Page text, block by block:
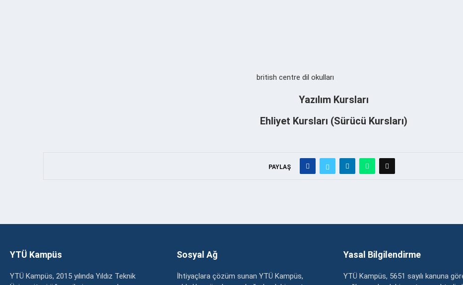
british centre dil okulları
Yazılım Kursları
Ehliyet Kursları (Sürücü Kursları)
PAYLAŞ
YTÜ Kampüs
YTÜ Kampüs, 2015 yılında Yıldız Teknik
Sosyal Ağ
İhtiyaçlara çözüm sunan YTÜ Kampüs,
Yasal Bilgilendirme
YTÜ Kampüs, 5651 sayılı kanuna